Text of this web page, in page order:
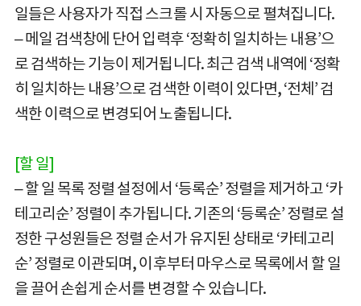
일들은 사용자가 직접 스크롤 시 자동으로 펼쳐집니다.
– 메일 검색창에 단어 입력후 ‘정확히 일치하는 내용’으
로 검색하는 기능이 제거됩니다. 최근 검색 내역에 ‘정확
히 일치하는 내용’으로 검색한 이력이 있다면, ‘전체’ 검
색한 이력으로 변경되어 노출됩니다.
[할 일]
– 할 일 목록 정렬 설정에서 ‘등록순’ 정렬을 제거하고 ‘카
테고리순’ 정렬이 추가됩니다. 기존의 ‘등록순’ 정렬로 설
정한 구성원들은 정렬 순서가 유지된 상태로 ‘카테고리
순’ 정렬로 이관되며, 이후부터 마우스로 목록에서 할 일
을 끌어 손쉽게 순서를 변경할 수 있습니다.